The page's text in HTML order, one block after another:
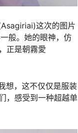
这次的图片
般。她的眼神，仿
正是朝霧愛
想，这不仅仅是服装
，感受到一种超越单